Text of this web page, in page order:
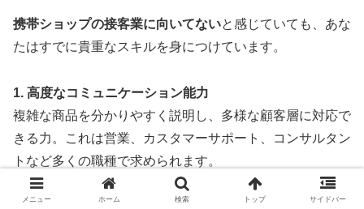
携帯ショップの接客業に向いてないと感じていても、あな
たはすでに貴重なスキルを身につけています。
1. 高度なコミュニケーション能力
複雑な商品を分かりやすく説明し、多様な顧客層に対応で
きる力。これは営業、カスタマーサポート、コンサルタン
トなど多くの職種で求められます。
メニュー ホーム 検索 トップ サイドバー